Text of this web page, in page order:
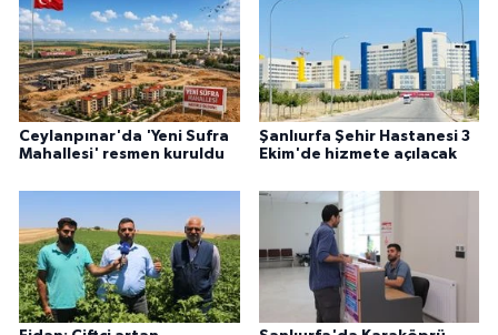
Ceylanpınar'da 'Yeni Sufra
Mahallesi' resmen kuruldu
Şanlıurfa Şehir Hastanesi 3
Ekim'de hizmete açılacak